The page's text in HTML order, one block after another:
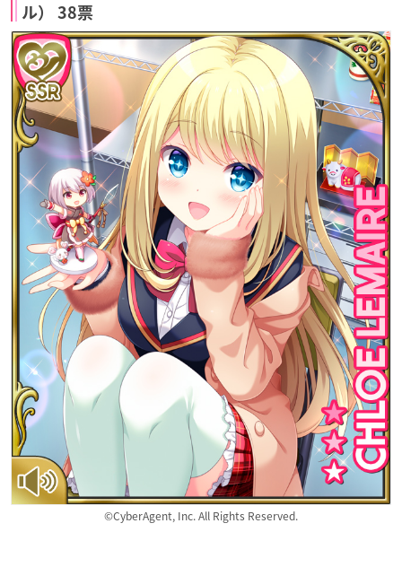
ル） 38票
©CyberAgent, Inc. All Rights Reserved.